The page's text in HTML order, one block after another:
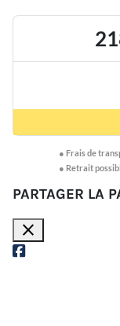
● Frais de
● Retrait
PARTAGER LA
close